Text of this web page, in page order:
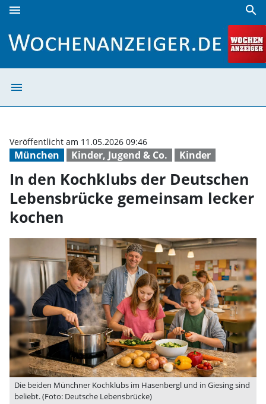
menu search
menu
München Kinder, Jugend & Co. Kinder
Veröffentlicht am 11.05.2026 09:46
In den Kochklubs der Deutschen
Lebensbrücke gemeinsam lecker
kochen
Die beiden Münchner Kochklubs im Hasenbergl und in Giesing sind
beliebt. (Foto: Deutsche Lebensbrücke)